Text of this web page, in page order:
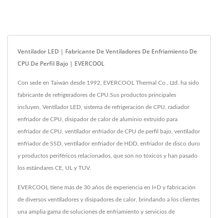
Ventilador LED | Fabricante De Ventiladores De Enfriamiento De
CPU De Perfil Bajo | EVERCOOL
Con sede en Taiwán desde 1992, EVERCOOL Thermal Co., Ltd. ha sido
fabricante de refrigeradores de CPU.Sus productos principales
incluyen, Ventilador LED, sistema de refrigeración de CPU, radiador
enfriador de CPU, disipador de calor de aluminio extruido para
enfriador de CPU, ventilador enfriador de CPU de perfil bajo, ventilador
enfriador de SSD, ventilador enfriador de HDD, enfriador de disco duro
y productos periféricos relacionados, que son no tóxicos y han pasado
los estándares CE, UL y TUV.
EVERCOOL tiene más de 30 años de experiencia en I+D y fabricación
de diversos ventiladores y disipadores de calor, brindando a los clientes
una amplia gama de soluciones de enfriamiento y servicios de